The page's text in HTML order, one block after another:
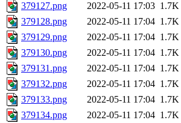
379127.png
2022-05-11 17:03 1.7K
379128.png
2022-05-11 17:04 1.7K
379129.png
2022-05-11 17:04 1.7K
379130.png
2022-05-11 17:04 1.7K
379131.png
2022-05-11 17:04 1.7K
379132.png
2022-05-11 17:04 1.7K
379133.png
2022-05-11 17:04 1.7K
379134.png
2022-05-11 17:04 1.7K